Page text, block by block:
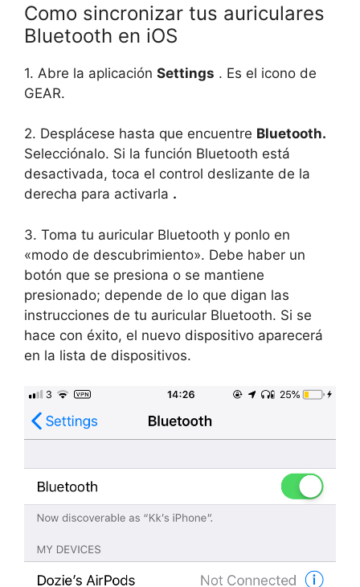
Como sincronizar tus auriculares
Bluetooth en iOS
1. Abre la aplicación Settings . Es el icono de
GEAR.
2. Desplácese hasta que encuentre Bluetooth.
Selecciónalo. Si la función Bluetooth está
desactivada, toca el control deslizante de la
derecha para activarla .
3. Toma tu auricular Bluetooth y ponlo en
«modo de descubrimiento». Debe haber un
botón que se presiona o se mantiene
presionado; depende de lo que digan las
instrucciones de tu auricular Bluetooth. Si se
hace con éxito, el nuevo dispositivo aparecerá
en la lista de dispositivos.